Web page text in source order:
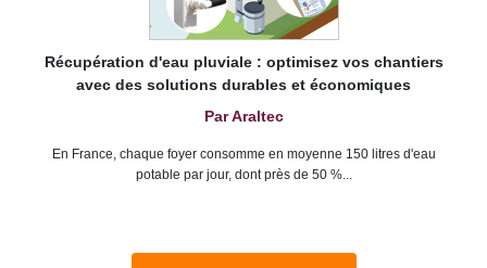
Récupération d'eau pluviale : optimisez vos chantiers
avec des solutions durables et économiques
Par Araltec
En France, chaque foyer consomme en moyenne 150 litres d'eau
potable par jour, dont près de 50 %...